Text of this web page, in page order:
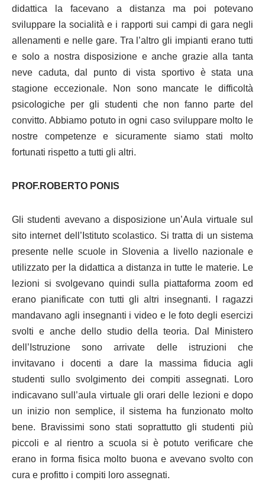
didattica la facevano a distanza ma poi potevano
sviluppare la socialità e i rapporti sui campi di gara negli
allenamenti e nelle gare. Tra l’altro gli impianti erano tutti
e solo a nostra disposizione e anche grazie alla tanta
neve caduta, dal punto di vista sportivo è stata una
stagione eccezionale. Non sono mancate le difficoltà
psicologiche per gli studenti che non fanno parte del
convitto. Abbiamo potuto in ogni caso sviluppare molto le
nostre competenze e sicuramente siamo stati molto
fortunati rispetto a tutti gli altri.
PROF.ROBERTO PONIS
Gli studenti avevano a disposizione un’Aula virtuale sul
sito internet dell’Istituto scolastico. Si tratta di un sistema
presente nelle scuole in Slovenia a livello nazionale e
utilizzato per la didattica a distanza in tutte le materie. Le
lezioni si svolgevano quindi sulla piattaforma zoom ed
erano pianificate con tutti gli altri insegnanti. I ragazzi
mandavano agli insegnanti i video e le foto degli esercizi
svolti e anche dello studio della teoria. Dal Ministero
dell’Istruzione sono arrivate delle istruzioni che
invitavano i docenti a dare la massima fiducia agli
studenti sullo svolgimento dei compiti assegnati. Loro
indicavano sull’aula virtuale gli orari delle lezioni e dopo
un inizio non semplice, il sistema ha funzionato molto
bene. Bravissimi sono stati soprattutto gli studenti più
piccoli e al rientro a scuola si è potuto verificare che
erano in forma fisica molto buona e avevano svolto con
cura e profitto i compiti loro assegnati.